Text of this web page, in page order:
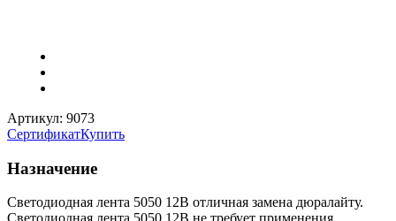
Артикул: 9073
СертификатКупить
Назначение
Светодиодная лента 5050 12В отличная замена дюралайту.